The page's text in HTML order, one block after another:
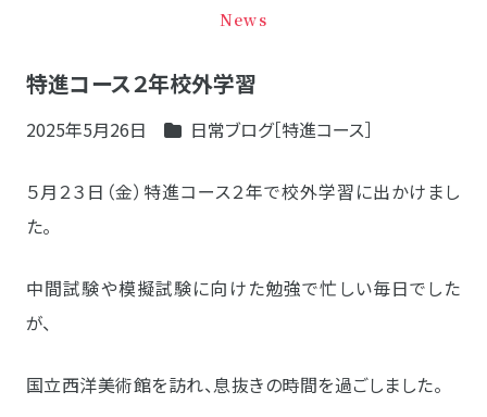
News
特進コース２年校外学習
2025年5月26日 日常ブログ［特進コース］
５月２３日（金）特進コース２年で校外学習に出かけまし
た。
中間試験や模擬試験に向けた勉強で忙しい毎日でした
が、
国立西洋美術館を訪れ、息抜きの時間を過ごしました。